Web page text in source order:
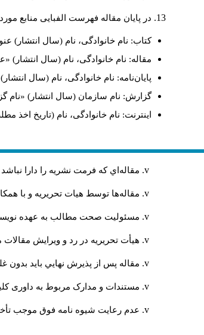
در پایان مقاله فهرست الفبایی منابع
کتاب: نام خانوادگی، نام (سال انتشار)
مقاله: نام خانوادگی، نام (سال انتشار)
پایان‌نامه: نام خانوادگی، نام (سال
گزارش: نام سازمان (سال انتشار) «نام
اینترنت: نام خانوادگی، نام (تاریخ
مقاله‌اي كه فرمت نشريه را دارا
مقاله‌ها توسط هیات تحريريه و با
مسئوليت صحت مطالب به عهده
هيأت تحريريه در رد و ويرايش
مقاله پس از پذيرش نهايي باید بدون
مستندات و مدارک مربوط به داوری
عدم رعایت شیوه نامه فوق موجب